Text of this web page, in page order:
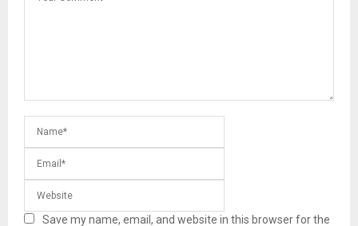
Save my name, email, and website in this browser for the